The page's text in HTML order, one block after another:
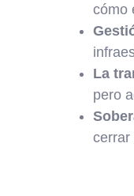
cómo
La
pero
cerrar